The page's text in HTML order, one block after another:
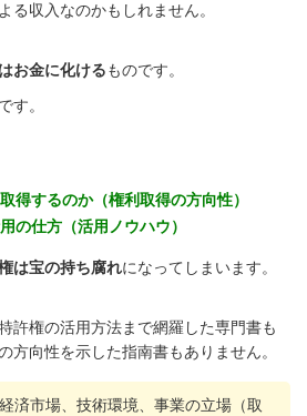
る収入なのかもしれません。
お金に化けるものです。
す。
得するのか（権利取得の方向性）
の仕方（活用ノウハウ）
は宝の持ち腐れになってしまいます。
許権の活用方法まで網羅した専門書も
方向性を示した指南書もありません。
済市場、技術環境、事業の立場（取